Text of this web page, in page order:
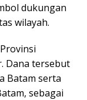
dukungan
wilayah.
Dana tersebut
Batam serta
sebagai